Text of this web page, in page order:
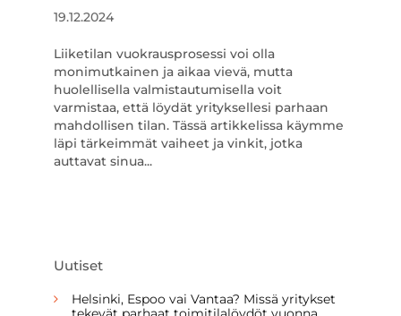
19.12.2024
Liiketilan vuokrausprosessi voi olla
monimutkainen ja aikaa vievä, mutta
huolellisella valmistautumisella voit
varmistaa, että löydät yrityksellesi parhaan
mahdollisen tilan. Tässä artikkelissa käymme
läpi tärkeimmät vaiheet ja vinkit, jotka
auttavat sinua...
Uutiset
Helsinki, Espoo vai Vantaa? Missä yritykset